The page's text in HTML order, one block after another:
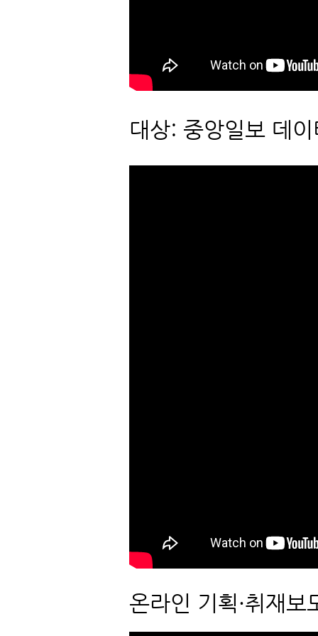
대상: 중앙일보 데
온라인 기획·취재보